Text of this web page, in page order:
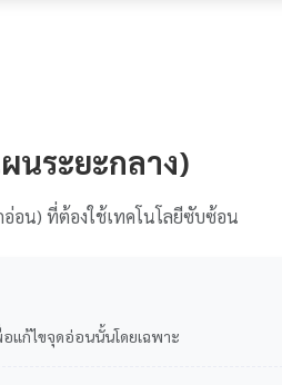
นระยะกลาง)
อ่อน) ที่ต้องใช้เทคโนโลยีซับซ้อน
อแก้ไขจุดอ่อนนั้นโดยเฉพาะ